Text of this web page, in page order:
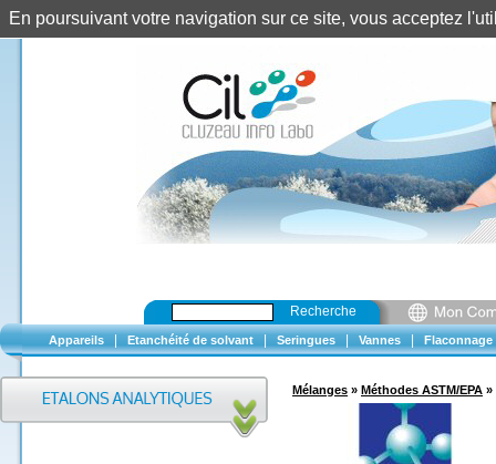
Recherche
Appareils Etanchéité de solvant Seringues Vannes Flaconnage
Mélanges » Méthodes ASTM/EPA »
En poursuivant votre navigation sur ce site, vous acceptez